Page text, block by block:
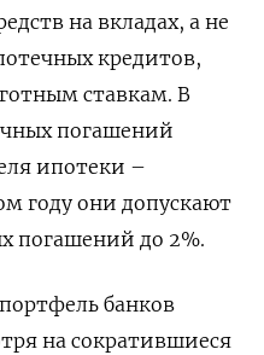
на вкладах, а не
кредитов,
ставкам. В
погашений
ипотеки –
году они допускают
погашений до 2%.
банков
на сократившиеся